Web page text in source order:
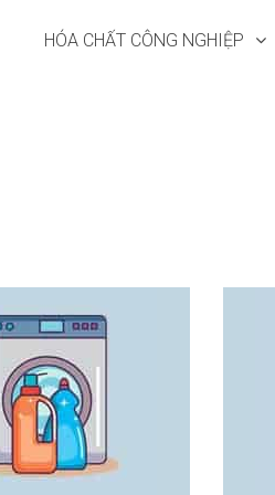
HÓA CHẤT CÔNG NGHIỆP